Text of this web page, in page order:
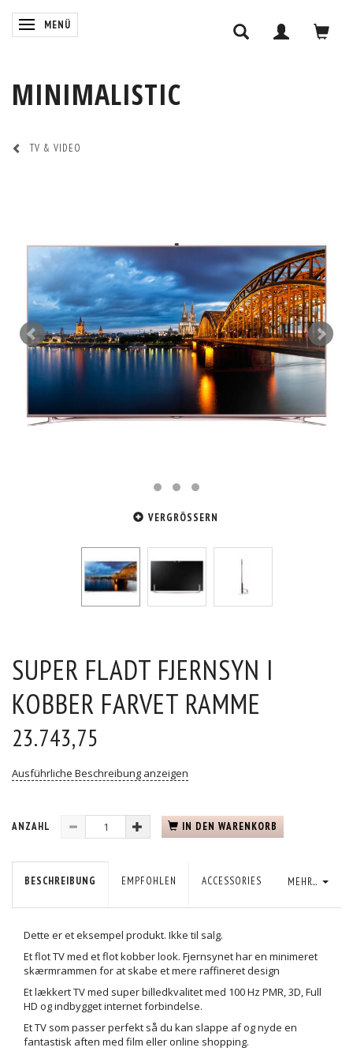
ANZEIGE ÄNDERN
MENÜ
MINIMALISTIC
TV & VIDEO
VERGRÖSSERN
SUPER FLADT FJERNSYN I
KOBBER FARVET RAMME
23.743,75
Ausführliche Beschreibung anzeigen
ANZAHL IN DEN WARENKORB
MEHR...
BESCHREIBUNG EMPFOHLEN ACCESSORIES
Dette er et eksempel produkt. Ikke til salg.
Et flot TV med et flot kobber look. Fjernsynet har en minimeret
skærmrammen for at skabe et mere raffineret design
Et lækkert TV med super billedkvalitet med 100 Hz PMR, 3D, Full
HD og indbygget internet forbindelse.
Et TV som passer perfekt så du kan slappe af og nyde en
fantastisk aften med film eller online shopping.